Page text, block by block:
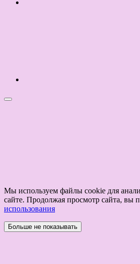
Мы используем файлы cookie для
сайте. Продолжая просмотр сайта, вы
использования
Больше не показывать